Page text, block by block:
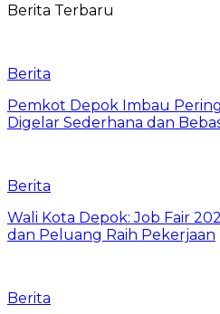
Berita Terbaru
Berita
Pemkot Depok Imbau
Digelar Sederhana dan
Berita
Wali Kota Depok: Job Fair
dan Peluang Raih Pekerjaan
Berita